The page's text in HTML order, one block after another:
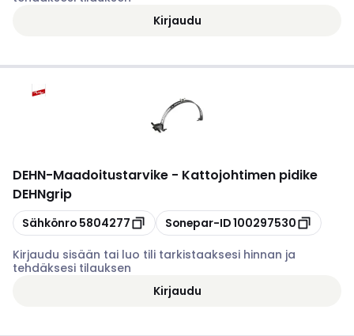
Kirjaudu
DEHN-Maadoitustarvike - Kattojohtimen pidike
DEHNgrip
Kopioi
Sähkönro 5804277 Kopioi
Sonepar-ID100297530
Kirjaudu sisään tai luo tili tarkistaaksesi hinnan ja
tehdäksesi tilauksen
Kirjaudu